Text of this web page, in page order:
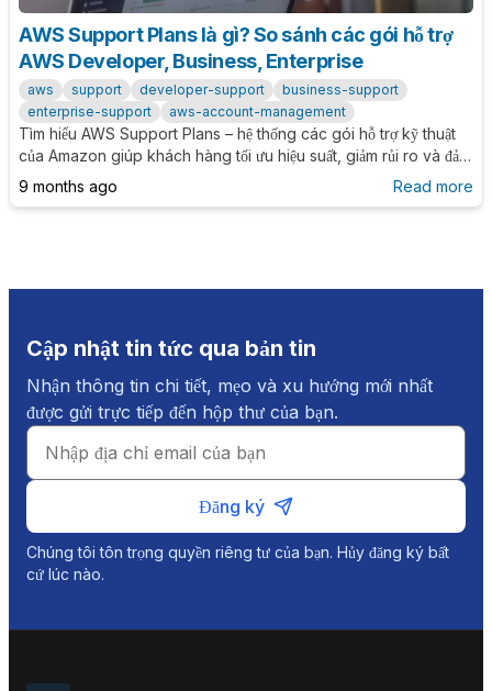
AWS Support Plans là gì? So sánh các gói hỗ trợ
AWS Developer, Business, Enterprise
aws support developer-support
business-support
enterprise-support
aws-account-management
Tìm hiểu AWS Support Plans – hệ thống các gói hỗ trợ kỹ thuật
của Amazon giúp khách hàng tối ưu hiệu suất, giảm rủi ro và đảm
bảo hoạt động ổn định cho hạ tầng AWS. Bài viết so sánh chi tiết
giữa các gói Developer, Business, Enterprise On-Ramp và
9 months ago Read more
Cập nhật tin tức qua bản tin
Nhận thông tin chi tiết, mẹo và xu hướng mới nhất
được gửi trực tiếp đến hộp thư của bạn.
Đăng ký
Chúng tôi tôn trọng quyền riêng tư của bạn. Hủy đăng ký bất
cứ lúc nào.